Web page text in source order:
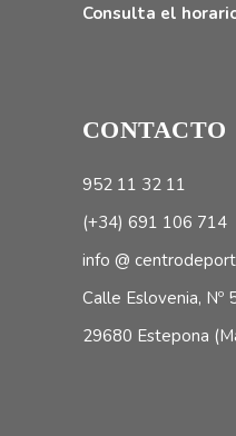
Consulta el
CONTACTO
952 11 32 11
(+34) 691 106 714
info @
Calle Eslovenia, Nº
29680 Estepona